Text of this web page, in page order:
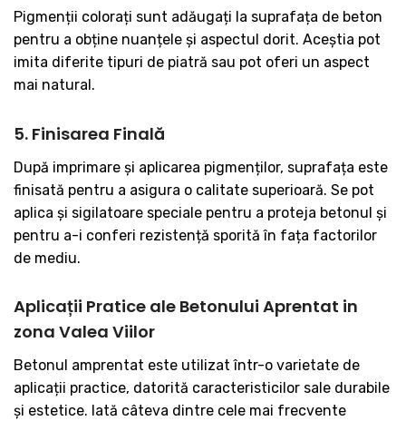
Pigmenții colorați sunt adăugați la suprafața de beton
pentru a obține nuanțele și aspectul dorit. Aceștia pot
imita diferite tipuri de piatră sau pot oferi un aspect
mai natural.
5. Finisarea Finală
După imprimare și aplicarea pigmenților, suprafața este
finisată pentru a asigura o calitate superioară. Se pot
aplica și sigilatoare speciale pentru a proteja betonul și
pentru a-i conferi rezistență sporită în fața factorilor
de mediu.
Aplicații Pratice ale Betonului Aprentat in
zona Valea Viilor
Betonul amprentat este utilizat într-o varietate de
aplicații practice, datorită caracteristicilor sale durabile
și estetice. Iată câteva dintre cele mai frecvente